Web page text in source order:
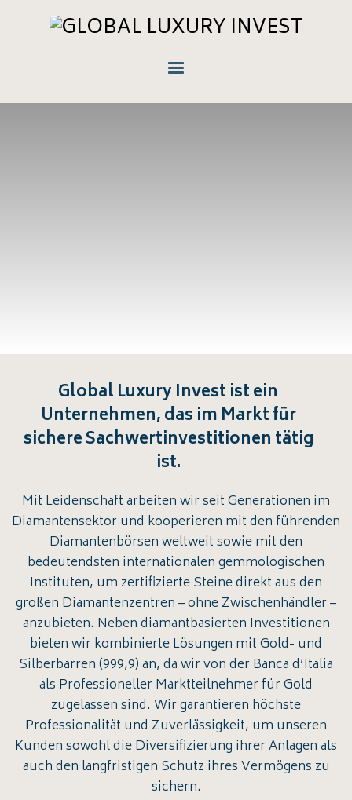
Global Luxury Invest ist ein
Unternehmen, das im Markt für
sichere Sachwertinvestitionen tätig
ist.
Mit Leidenschaft arbeiten wir seit Generationen im
Diamantensektor und kooperieren mit den führenden
Diamantenbörsen weltweit sowie mit den
bedeutendsten internationalen gemmologischen
Instituten, um zertifizierte Steine direkt aus den
großen Diamantenzentren – ohne Zwischenhändler –
anzubieten. Neben diamantbasierten Investitionen
bieten wir kombinierte Lösungen mit Gold- und
Silberbarren (999,9) an, da wir von der Banca d’Italia
als Professioneller Marktteilnehmer für Gold
zugelassen sind. Wir garantieren höchste
Professionalität und Zuverlässigkeit, um unseren
Kunden sowohl die Diversifizierung ihrer Anlagen als
auch den langfristigen Schutz ihres Vermögens zu
sichern.